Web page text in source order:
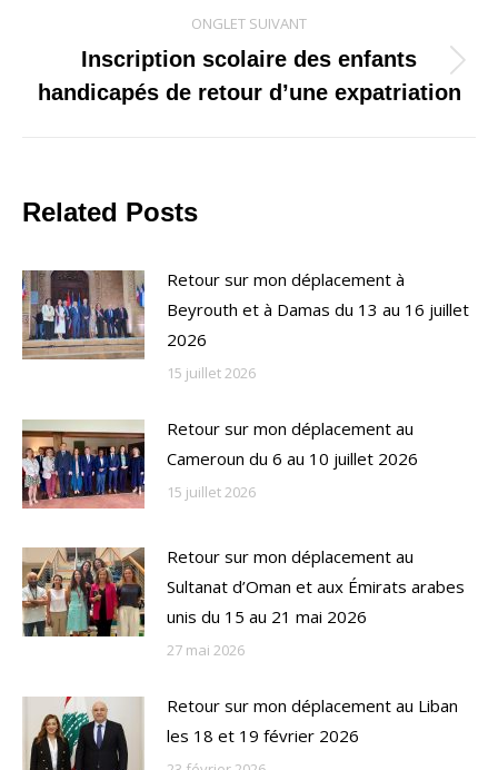
ONGLET SUIVANT
Onglet
suivant
Inscription scolaire des enfants
handicapés de retour d’une expatriation
Related Posts
Retour sur mon déplacement à
Beyrouth et à Damas du 13 au 16 juillet
2026
15 juillet 2026
Retour sur mon déplacement au
Cameroun du 6 au 10 juillet 2026
15 juillet 2026
Retour sur mon déplacement au
Sultanat d’Oman et aux Émirats arabes
unis du 15 au 21 mai 2026
27 mai 2026
Retour sur mon déplacement au Liban
les 18 et 19 février 2026